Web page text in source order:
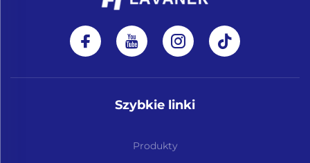
Szybkie linki
Produkty